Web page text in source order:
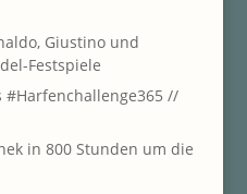
Giustino und
Festspiele
#Harfenchallenge365 //
in 800 Stunden um die